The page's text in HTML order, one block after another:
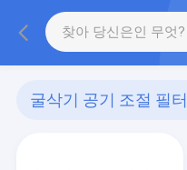
굴삭기 공기 조절 필터